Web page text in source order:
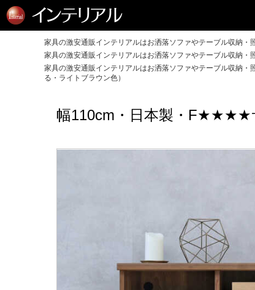
家具の激安通販インテリアルはお洒落ソファやテーブル収納・
家具の激安通販インテリアルはお洒落ソファやテーブル収納・
家具の激安通販インテリアルはお洒落ソファやテーブル収納・
る・ライトブラウン色）
幅110cm・日本製・F★★★★